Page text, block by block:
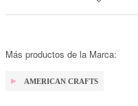
Más productos de la Marca:
AMERICAN CRAFTS